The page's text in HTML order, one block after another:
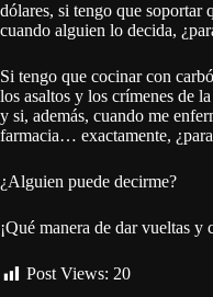
dólares, si tengo que soportar
cuando alguien lo decida,
Si tengo que cocinar con
los asaltos y los crímenes de
y si, además, cuando me
farmacia… exactamente,
¿Alguien puede decirme?
¡Qué manera de dar vueltas
Post Views: 20